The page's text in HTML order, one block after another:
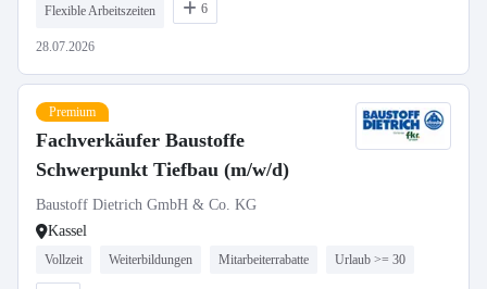
Flexible Arbeitszeiten 6
28.07.2026
Premium
Fachverkäufer Baustoffe
Schwerpunkt Tiefbau (m/w/d)
Baustoff Dietrich GmbH & Co. KG
Kassel
Vollzeit Weiterbildungen Mitarbeiterrabatte Urlaub >= 30